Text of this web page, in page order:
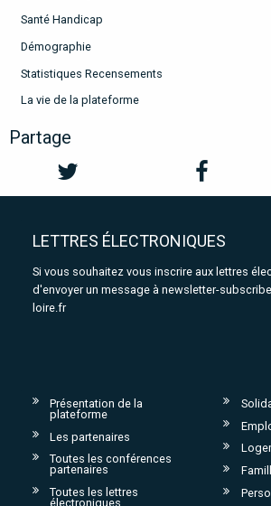
Santé Handicap
Démographie
Statistiques Recensements
La vie de la plateforme
Partage
LETTRES ÉLECTRONIQUES
Si vous souhaitez vous inscrire aux lettres
d'envoyer un message à newsletter-
loire.fr
Présentation de la
plateforme
Les partenaires
Toutes les conférences
partenaires
Toutes les lettres
électroniques